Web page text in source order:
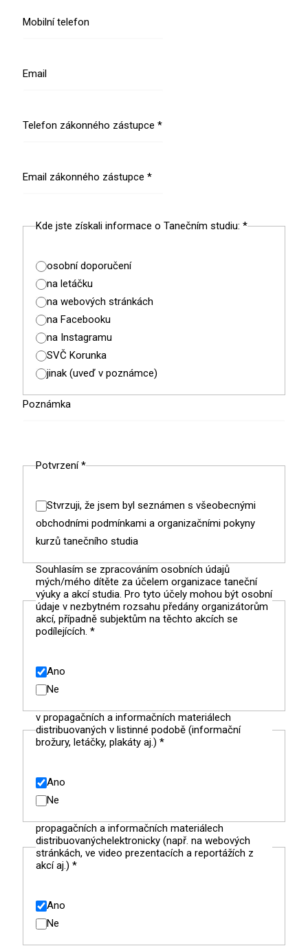
Mobilní telefon
Email
Telefon zákonného zástupce *
Email zákonného zástupce *
Kde jste získali informace o Tanečním studiu: *
osobní doporučení
na letáčku
na webových stránkách
na Facebooku
na Instagramu
SVČ Korunka
jinak (uveď v poznámce)
Poznámka
Potvrzení*
Stvrzuji, že jsem byl seznámen s všeobecnými
obchodními podmínkami a organizačními pokyny
kurzů tanečního studia
Souhlasím se zpracováním osobních údajů
mých/mého dítěte za účelem organizace taneční
výuky a akcí studia. Pro tyto účely mohou být osobní
údaje v nezbytném rozsahu předány organizátorům
akcí, případně subjektům na těchto akcích se
podílejících. *
Ano
Ne
v propagačních a informačních materiálech
distribuovaných v listinné podobě (informační
brožury, letáčky, plakáty aj.) *
Ano
Ne
propagačních a informačních materiálech
distribuovanýchelektronicky (např. na webových
stránkách, ve video prezentacích a reportážích z
akcí aj.) *
Ano
Ne